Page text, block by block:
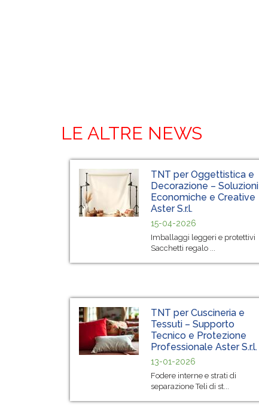
LE ALTRE NEWS
TNT per Oggettistica e
Decorazione – Soluzioni
Economiche e Creative
Aster S.r.l.
15-04-2026
Imballaggi leggeri e protettivi
Sacchetti regalo ...
TNT per Cuscineria e
Tessuti – Supporto
Tecnico e Protezione
Professionale Aster S.r.l.
13-01-2026
Fodere interne e strati di
separazione Teli di st...